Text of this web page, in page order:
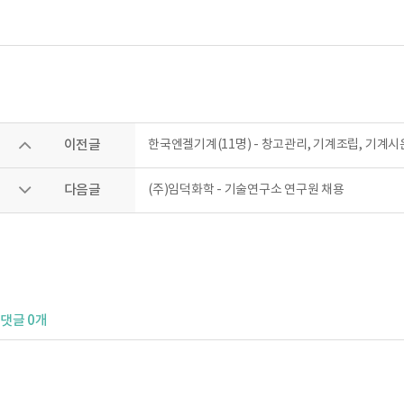
이전글 한국엔겔기계(11명) - 창고관리, 기계조립, 기계
다음글 (주)임덕화학 - 기술연구소 연구원 채용
댓글 0개